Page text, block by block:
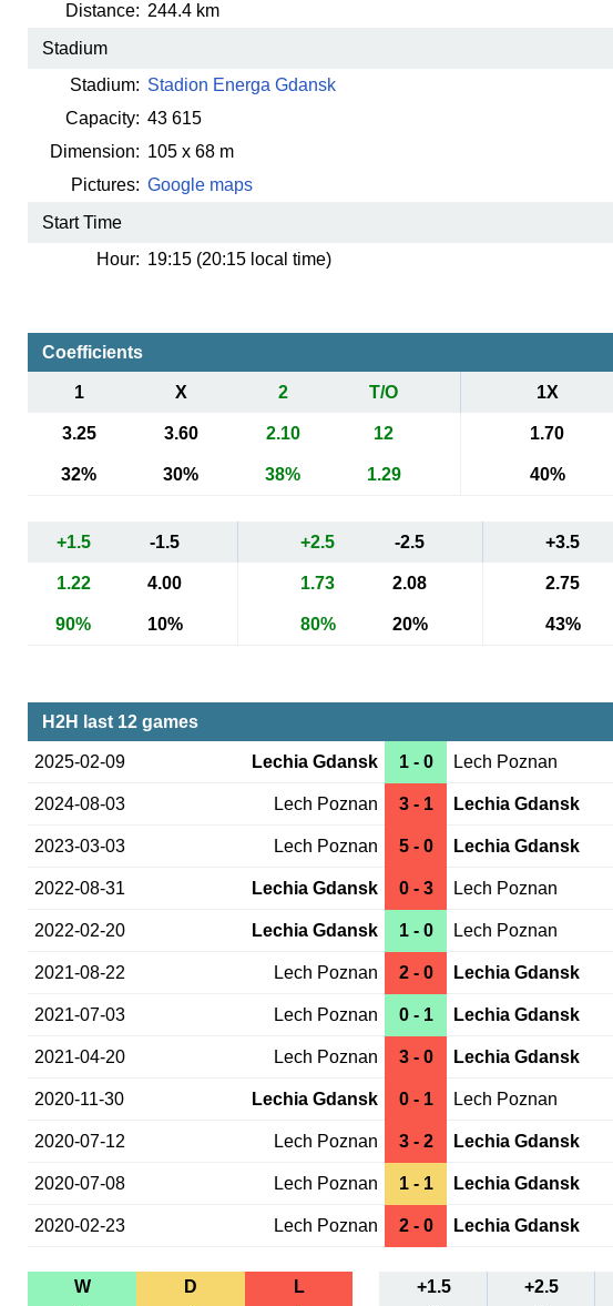
Distance: 244.4 km
Stadium
Stadium: Stadion Energa Gdansk
Capacity: 43 615
Dimension: 105 x 68 m
Pictures: Google maps
Start Time
Hour: 19:15 (20:15 local time)
Coefficients
1 X 2 T/O 1X
3.25 3.60 2.10 12 1.70
32% 30% 38% 1.29 40%
+1.5 -1.5 +2.5 -2.5 +3.5
1.22 4.00 1.73 2.08 2.75
90% 10% 80% 20% 43%
H2H last 12 games
2025-02-09 Lechia Gdansk 1 - 0 Lech Poznan
2024-08-03 Lech Poznan 3 - 1 Lechia Gdansk
2023-03-03 Lech Poznan 5 - 0 Lechia Gdansk
2022-08-31 Lechia Gdansk 0 - 3 Lech Poznan
2022-02-20 Lechia Gdansk 1 - 0 Lech Poznan
2021-08-22 Lech Poznan 2 - 0 Lechia Gdansk
2021-07-03 Lech Poznan 0 - 1 Lechia Gdansk
2021-04-20 Lech Poznan 3 - 0 Lechia Gdansk
2020-11-30 Lechia Gdansk 0 - 1 Lech Poznan
2020-07-12 Lech Poznan 3 - 2 Lechia Gdansk
2020-07-08 Lech Poznan 1 - 1 Lechia Gdansk
2020-02-23 Lech Poznan 2 - 0 Lechia Gdansk
W D L +1.5
+2.5